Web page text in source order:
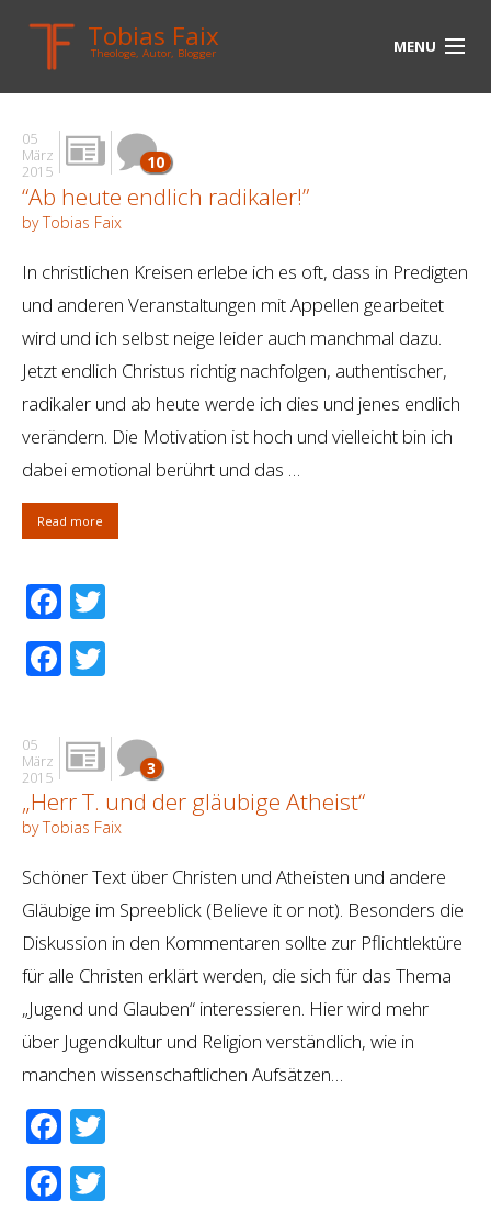
Tobias Faix
Theologe, Autor, Blogger MENU
HOME
BLOG
BIOGRAPHIE
MEDIEN
LINKS
05
März
2015
10
“Ab heute endlich radikaler!”
by Tobias Faix
In christlichen Kreisen erlebe ich es oft, dass in Predigten
und anderen Veranstaltungen mit Appellen gearbeitet
wird und ich selbst neige leider auch manchmal dazu.
Jetzt endlich Christus richtig nachfolgen, authentischer,
radikaler und ab heute werde ich dies und jenes endlich
verändern. Die Motivation ist hoch und vielleicht bin ich
dabei emotional berührt und das …
Read more
Facebook
Facebook
05
März
2015
3
„Herr T. und der gläubige Atheist“
by Tobias Faix
Schöner Text über Christen und Atheisten und andere
Gläubige im Spreeblick (Believe it or not). Besonders die
Diskussion in den Kommentaren sollte zur Pflichtlektüre
für alle Christen erklärt werden, die sich für das Thema
„Jugend und Glauben“ interessieren. Hier wird mehr
über Jugendkultur und Religion verständlich, wie in
manchen wissenschaftlichen Aufsätzen…
Facebook
Facebook